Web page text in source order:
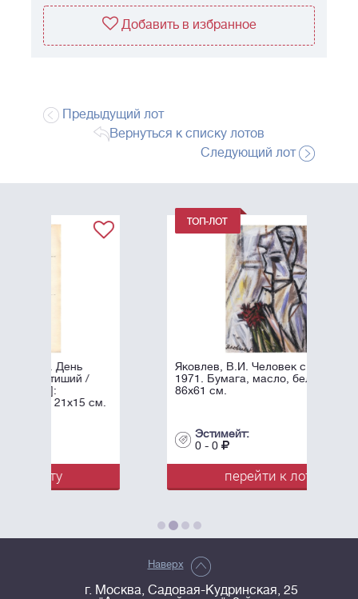
Добавить в избранное
Предыдущий лот
Вернуться к списку лотов
Следующий лот
Яковлев, В.И. Человек с цветком. -
1971. Бумага, масло, белила. -
перейти к лоту
Наверх
г. Москва, Садовая-Кудринская, 25